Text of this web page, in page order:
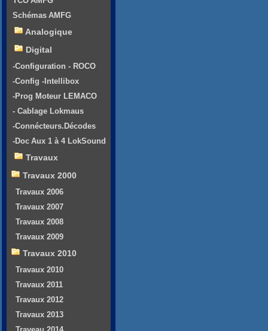
Schémas AMFG
Analogique
Digital
-Configuration - ROCO
-Config -Intellibox
-Prog Moteur LEMACO
- Cablage Lokmaus
-Connécteurs.Décodes
-Doc Aux 1 à 4 LokSound
Travaux
Travaux 2000
Travaux 2006
Travaux 2007
Travaux 2008
Travaux 2009
Travaux 2010
Travaux 2010
Travaux 2011
Travaux 2012
Travaux 2013